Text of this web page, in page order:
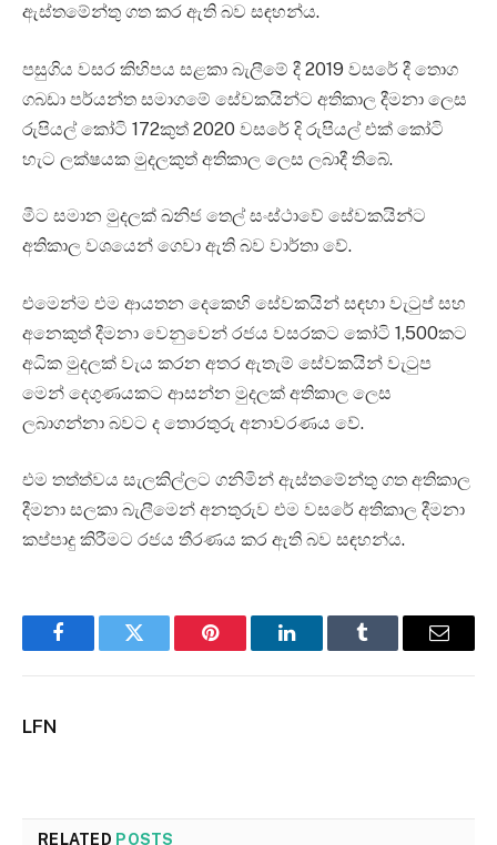
ඇස්තමේන්තු ගත කර ඇති බව සඳහන්ය.
පසුගිය වසර කිහිපය සළකා බැලීමේ දී 2019 වසරේ දී තොග
ගබඩා පර්යන්ත සමාගමේ සේවකයින්ට අතිකාල දීමනා ලෙස
රුපියල් කෝටි 172කුත් 2020 වසරේ දි රුපියල් එක් කෝටි
හැට ලක්ෂයක මුදලකුත් අතිකාල ලෙස ලබාදී තිබේ.
මීට සමාන මුදලක් ඛනිජ තෙල් සංස්ථාවේ සේවකයින්ට
අතිකාල වශයෙන් ගෙවා ඇති බව වාර්තා වේ.
එමෙන්ම එම ආයතන දෙකෙහි සේවකයින් සඳහා වැටුප් සහ
අනෙකුත් දීමනා වෙනුවෙන් රජය වසරකට කෝටි 1,500කට
අධික මුදලක් වැය කරන අතර ඇතැම් සේවකයින් වැටුප
මෙන් දෙගුණයකට ආසන්න මුදලක් අතිකාල ලෙස
ලබාගන්නා බවට ද තොරතුරු අනාවරණය වේ.
එම තත්ත්වය සැලකිල්ලට ගනිමින් ඇස්තමේන්තු ගත අතිකාල
දීමනා සලකා බැලීමෙන් අනතුරුව එම වසරේ අතිකාල දීමනා
කප්පාදු කිරීමට රජය තීරණය කර ඇති බව සඳහන්ය.
FacebookTwitter Pinterest LinkedInTumblr Email
LFN
RELATED POSTS